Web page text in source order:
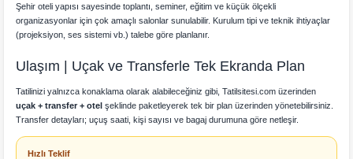
Şehir oteli yapısı sayesinde toplantı, seminer, eğitim ve küçük ölçekli
organizasyonlar için çok amaçlı salonlar sunulabilir. Kurulum tipi ve teknik ihtiyaçlar
(projeksiyon, ses sistemi vb.) talebe göre planlanır.
Ulaşım | Uçak ve Transferle Tek Ekranda Plan
Tatilinizi yalnızca konaklama olarak alabileceğiniz gibi, Tatilsitesi.com üzerinden
uçak + transfer + otel şeklinde paketleyerek tek bir plan üzerinden yönetebilirsiniz.
Transfer detayları; uçuş saati, kişi sayısı ve bagaj durumuna göre netleşir.
Hızlı Teklif